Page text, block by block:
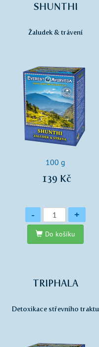
SHUNTHI
Žaludek & trávení
100 g
139 Kč
Množství
- +
Do košíku
TRIPHALA
Detoxikace střevního traktu